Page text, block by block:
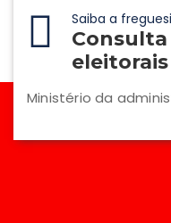
Saiba a
eleitorais
Ministério da